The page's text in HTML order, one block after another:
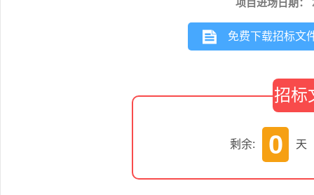
项目进场日期：
免费下载招标文
招标
剩余: 0 天